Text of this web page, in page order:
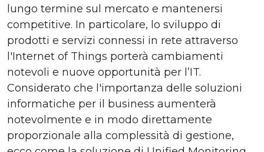
lungo termine sul mercato e mantenersi
competitive. In particolare, lo sviluppo di
prodotti e servizi connessi in rete attraverso
l'Internet of Things porterà cambiamenti
notevoli e nuove opportunità per l’IT.
Considerato che l'importanza delle soluzioni
informatiche per il business aumenterà
notevolmente e in modo direttamente
proporzionale alla complessità di gestione,